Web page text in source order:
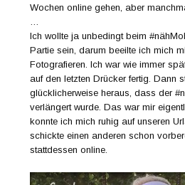
Wochen online gehen, aber
…
Ich wollte ja unbedingt beim
Partie sein, darum beeilte ich mich
Fotografieren. Ich war wie immer
auf den letzten Drücker fertig. Dann
glücklicherweise heraus, dass der
verlängert wurde. Das war mir
konnte ich mich ruhig auf unseren
schickte einen anderen schon
stattdessen online.